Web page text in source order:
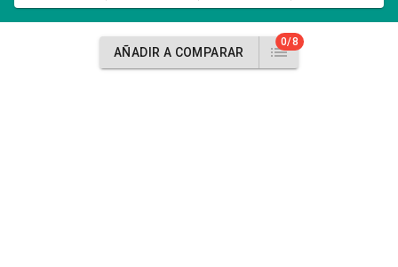
AÑADIR A COMPARAR
0/8